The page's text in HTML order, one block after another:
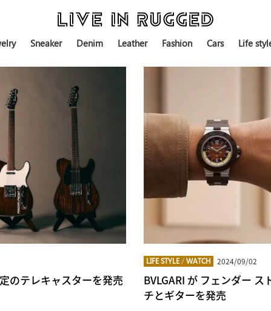
Sneaker Denim Leather Fashion Cars Life
のテレキャスターを発売
LIFE STYLE /WATCH 2024/09/02
BVLGARI が フェンダー
チとギターを発売